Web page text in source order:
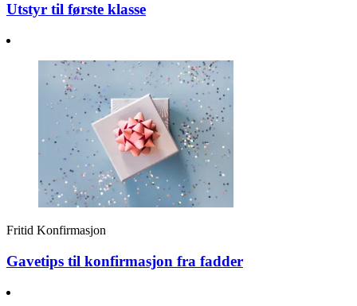
Utstyr til første klasse
Fritid Konfirmasjon
Gavetips til konfirmasjon fra fadder